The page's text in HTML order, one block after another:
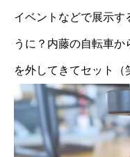
イベントなどで展示す
うに？内藤の自転車
を外してきてセット（